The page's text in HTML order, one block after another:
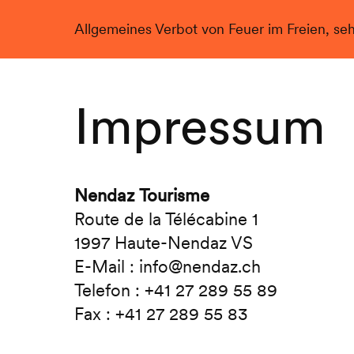
Allgemeines Verbot von Feuer im Freien,
Live
Impressum
Nendaz Tourisme
Route de la Télécabine 1
1997 Haute-Nendaz VS
E-Mail : info@nendaz.ch
Telefon : +41 27 289 55 89
Fax : +41 27 289 55 83